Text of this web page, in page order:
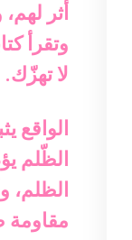
أثر
وتقرأ
لا تهزّك.
الواقع
الظّلم
مقاومة